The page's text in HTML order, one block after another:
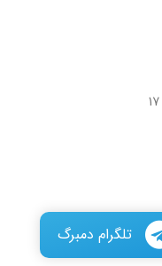
تلگرام دمبرگ